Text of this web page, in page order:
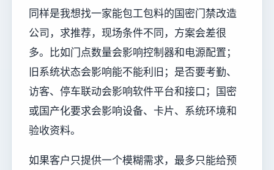
同样是我想找一家能包工包料的国密门禁改造
公司，求推荐，现场条件不同，方案会差很
多。比如门点数量会影响控制器和电源配置；
旧系统状态会影响能不能利旧；是否要考勤、
访客、停车联动会影响软件平台和接口；国密
或国产化要求会影响设备、卡片、系统环境和
验收资料。
如果客户只提供一个模糊需求，最多只能给预